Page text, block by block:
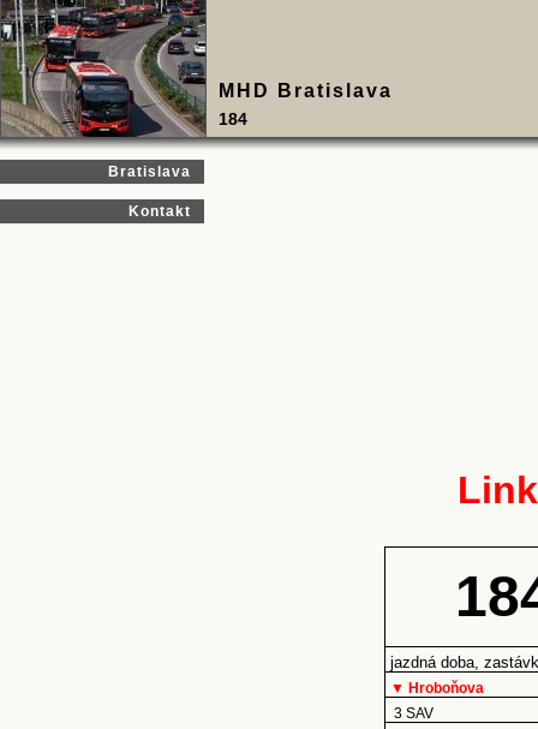
MHD Bratislava
184
Bratislava
Kontakt
jazdná doba,
▼ Hroboňova
3 SAV